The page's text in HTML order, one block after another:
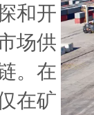
和开
场供
。在
在矿